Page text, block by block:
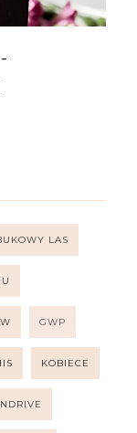
LAS
GWP
KOBIECE